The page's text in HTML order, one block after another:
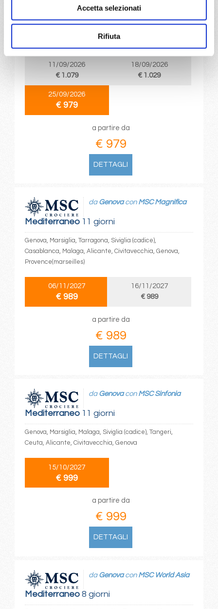
Accetta selezionati
Rifiuta
Mediterraneo8 giorni
11/09/2026
€ 1.079
18/09/2026
€ 1.029
25/09/2026
€ 979
a partire da
€ 979
DETTAGLI
Mediterraneo11 giorni
da Genovacon MSC Magnifica
Genova, Marsiglia, Tarragona, Siviglia (cadice),
Casablanca, Malaga, Alicante, Civitavecchia, Genova,
Provence(marseilles)
06/11/2027
€ 989
16/11/2027
€ 989
a partire da
€ 989
DETTAGLI
Mediterraneo11 giorni
da Genovacon MSC Sinfonia
Genova, Marsiglia, Malaga, Siviglia (cadice), Tangeri,
Ceuta, Alicante, Civitavecchia, Genova
15/10/2027
€ 999
a partire da
€ 999
DETTAGLI
Mediterraneo8 giorni
da Genovacon MSC World Asia